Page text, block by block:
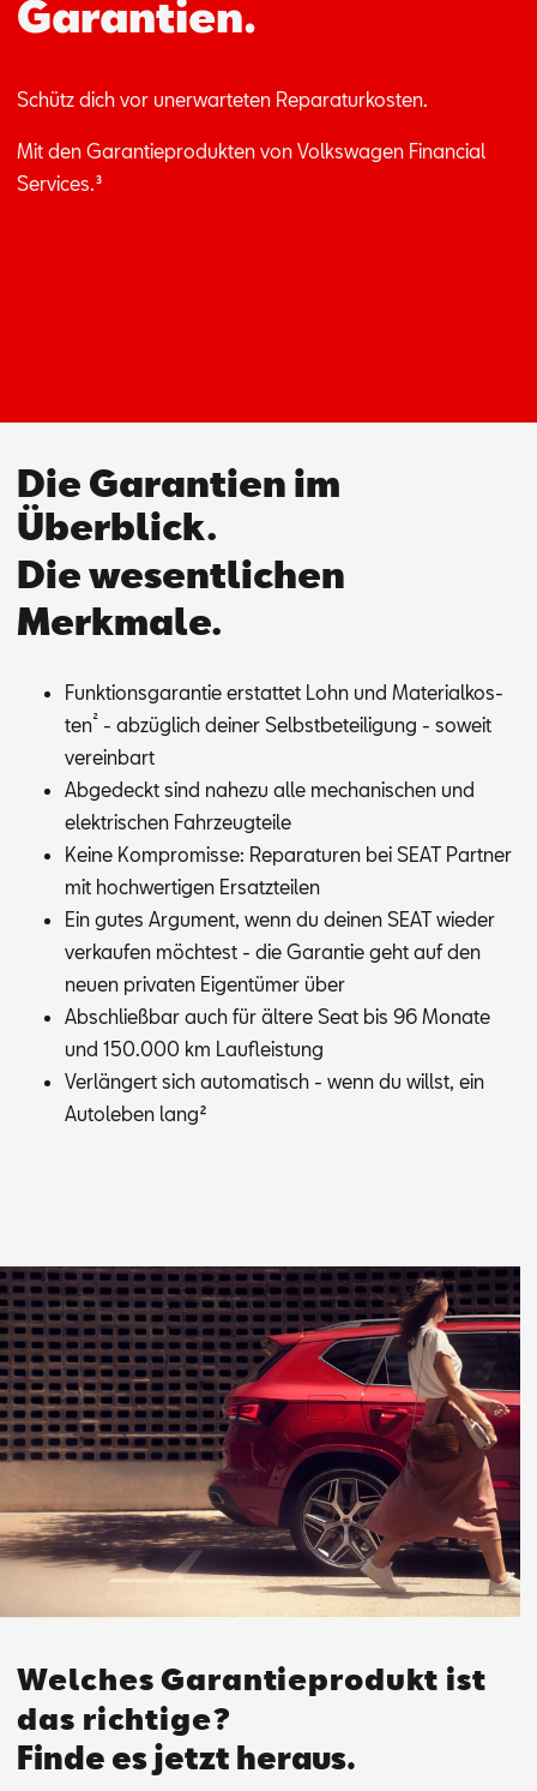
Garantien.
Schütz dich vor un­er­war­te­ten Re­pa­ra­tur­kos­ten.
Mit den Ga­ran­tie­pro­duk­ten von Volks­wa­gen Fi­nan­ci­al
Ser­vices.³
Die Garantien im
Überblick.
Die wesentlichen
Merkmale.
Funk­ti­ons­ga­ran­tie er­stat­tet Lohn und Ma­te­ri­al­kos­
ten² - ab­züg­lich dei­ner Selbst­be­tei­li­gung - so­weit
ver­ein­bart
Ab­ge­deckt sind na­he­zu alle me­cha­ni­schen und
elek­tri­schen Fahr­zeug­tei­le
Kei­ne Kom­pro­mis­se: Re­pa­ra­tu­ren bei SEAT Part­ner
mit hoch­wer­ti­gen Er­satz­tei­len
Ein gu­tes Ar­gu­ment, wenn du dei­nen SEAT wie­der
ver­kau­fen möch­test - die Ga­ran­tie geht auf den
neu­en pri­va­ten Ei­gen­tü­mer über
Ab­schließ­bar auch für äl­te­re Seat bis 96 Mo­na­te
und 150.000 km Lauf­leis­tung
Ver­län­gert sich au­to­ma­tisch - wenn du willst, ein
Au­to­le­ben lang²
Welches Garantieprodukt ist
das richtige?
Finde es jetzt heraus.